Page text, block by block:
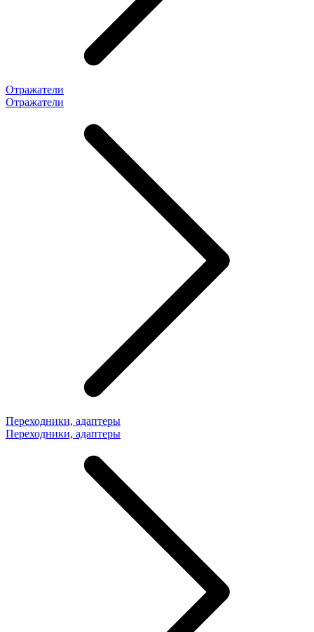
Отражатели
Отражатели
Переходники, адаптеры
Переходники, адаптеры